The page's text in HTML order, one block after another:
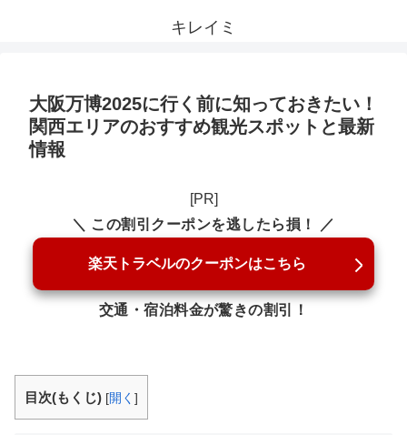
キレイミ
大阪万博2025に行く前に知っておきたい！
関西エリアのおすすめ観光スポットと最新
情報
[PR]
＼ この割引クーポンを逃したら損！ ／
楽天トラベルのクーポンはこちら
交通・宿泊料金が驚きの割引！
目次(もくじ) [開く ]